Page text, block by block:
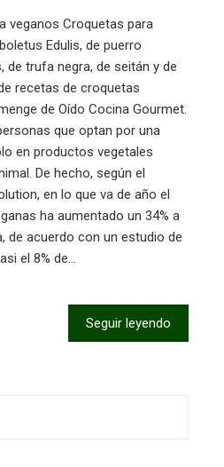
veganos Croquetas para
Edulis, de puerro
de trufa negra, de seitán y de
recetas de croquetas
de Oído Cocina Gourmet.
que optan por una
en productos vegetales
De hecho, según el
en lo que va de año el
ha aumentado un 34% a
de acuerdo con un estudio de
el 8% de…
Seguir leyendo